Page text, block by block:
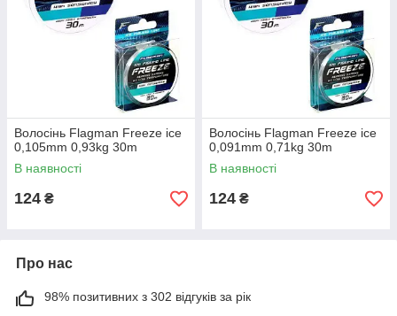
Волосінь Flagman Freeze ice
0,105mm 0,93kg 30m
В наявності
124 ₴
Волосінь Flagman Freeze ice
0,091mm 0,71kg 30m
В наявності
124 ₴
Про нас
98% позитивних з 302 відгуків за рік